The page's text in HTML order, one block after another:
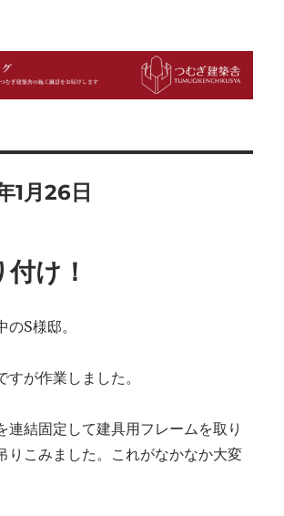
ブログ
1月26日
け！
S様邸。
すが作業しました。
連結固定して建具用フレームを取り
りこみました。これがなかなか大変